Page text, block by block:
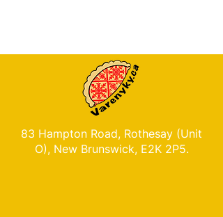
83 Hampton Road, Rothesay (Unit
O), New Brunswick, E2K 2P5.